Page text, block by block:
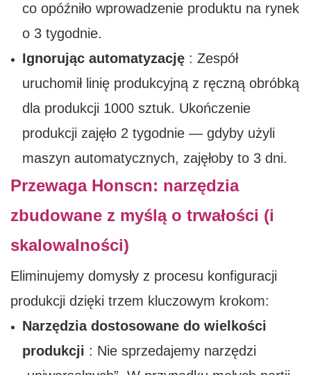
co opóźniło wprowadzenie produktu na rynek
o 3 tygodnie.
Ignorując automatyzację: Zespół
uruchomił linię produkcyjną z ręczną obróbką
dla produkcji 1000 sztuk. Ukończenie
produkcji zajęło 2 tygodnie — gdyby użyli
maszyn automatycznych, zajęłoby to 3 dni.
Przewaga Honscn: narzędzia
zbudowane z myślą o trwałości (i
skalowalności)
Eliminujemy domysły z procesu konfiguracji
produkcji dzięki trzem kluczowym krokom:
Narzędzia dostosowane do wielkości
produkcji : Nie sprzedajemy narzędzi